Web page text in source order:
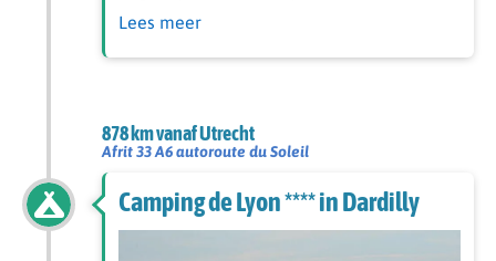
Lees meer
878 km vanaf Utrecht
Afrit 33 A6 autoroute du Soleil
Camping de Lyon **** in Dardilly